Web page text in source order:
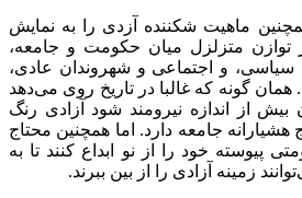
ماهیت شکننده آزدی را به نمایش
توازن متزلزل میان حکومت و جامعه،
سیاسی، و اجتماعی و شهروندان عادی،
همان گونه که غالبا در تاریخ روی می‌دهد
از اندازه نیرومند شود آزادی رنگ
هشیارانه جامعه دارد. اما همچنین محتاج
پیوسته خود را از نو ابداع کنند تا به
زمینه آزادی را از بین ببرند.